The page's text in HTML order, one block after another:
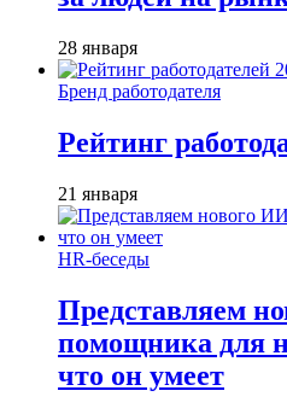
28 января
Бренд работодателя
Рейтинг
21 января
HR-беседы
Представляем
помощника для
что он умеет